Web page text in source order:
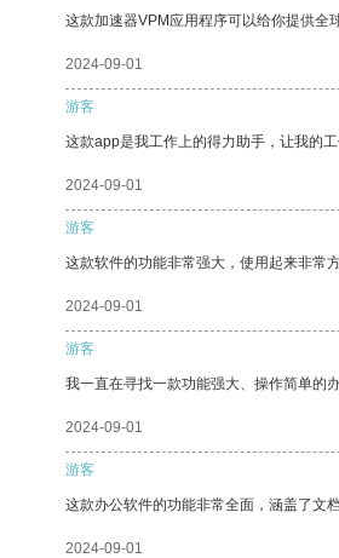
这款加速器VPM应用程序可以给你提供全
2024-09-01
游客
这款app是我工作上的得力助手，让我的
2024-09-01
游客
这款软件的功能非常强大，使用起来非常方
2024-09-01
游客
我一直在寻找一款功能强大、操作简单的
2024-09-01
游客
这款办公软件的功能非常全面，涵盖了文
2024-09-01